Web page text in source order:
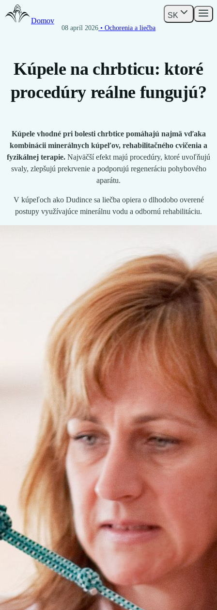
Domov
SK
08 apríl 2026 • Ochorenia a liečba
Kúpele na chrbticu: ktoré
procedúry reálne fungujú?
Kúpele vhodné pri bolesti chrbtice pomáhajú najmä vďaka
kombinácii minerálnych kúpeľov, rehabilitačného cvičenia a
fyzikálnej terapie. Najväčší efekt majú procedúry, ktoré uvoľňujú
svaly, zlepšujú prekrvenie a podporujú regeneráciu pohybového
aparátu.
V kúpeľoch ako Dudince sa liečba opiera o dlhodobo overené
postupy využívajúce minerálnu vodu a odbornú rehabilitáciu.